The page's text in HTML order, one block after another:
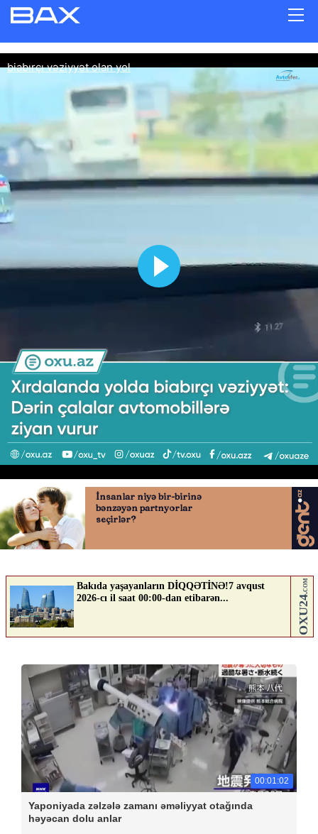
biabırçı vəziyyət olan yol
09.05.2026 0
AVTOSFERTV
Nə düşünürsən?
00:01:02
Yaponiyada zəlzələ zamanı əməliyyat otağında
həyəcan dolu anlar